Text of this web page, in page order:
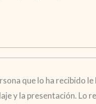
que lo ha recibido
y la presentación. Lo